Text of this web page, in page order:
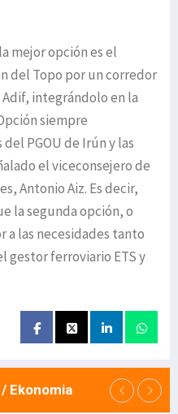
mejor opción es el
del Topo por un corredor
integrándolo en la
siempre
PGOU de Irún y las
el viceconsejero de
Antonio Aiz. Es decir,
la segunda opción, o
a las necesidades tanto
gestor ferroviario ETS y
Ekonomia